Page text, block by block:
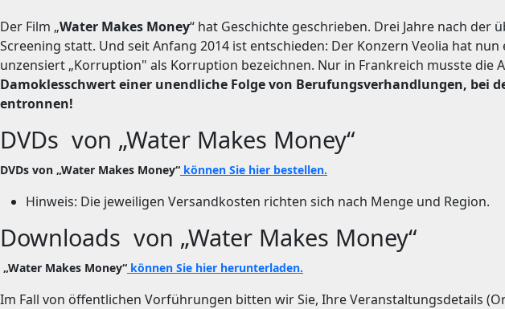
Der Film „Water Makes Money“ hat Geschichte geschrieben. Drei Jahre nach
Screening statt. Und seit Anfang 2014 ist entschieden: Der Konzern Veolia hat
unzensiert „Korruption" als Korruption bezeichnen. Nur in Frankreich musste die
Damoklesschwert einer unendliche Folge von Berufungsverhandlungen,
entronnen!
DVDs von „Water Makes Money“
DVDs von „Water Makes Money“ können Sie hier bestellen.
Hinweis: Die jeweiligen Versandkosten richten sich nach Menge und Region.
Downloads von „Water Makes Money“
„Water Makes Money“ können Sie hier herunterladen.
Im Fall von öffentlichen Vorführungen bitten wir Sie, Ihre Veranstaltungsdetails